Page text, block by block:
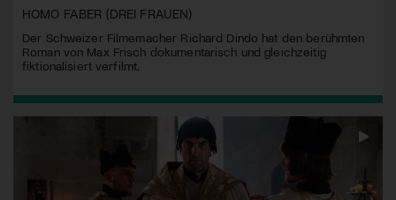
HOMO FABER (DREI FRAUEN)
Der Schweizer Filmemacher Richard Dindo hat den berühmten
Roman von Max Frisch dokumentarisch und gleichzeitig
fiktionalisiert verfilmt.